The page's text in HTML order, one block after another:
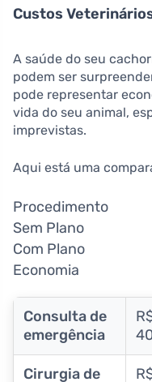
Custos
A saúde do seu
podem ser
pode representar
vida do seu animal,
imprevistas.
Aqui está uma
Procedimento
Sem Plano
Com Plano
Economia
Consulta de
emergência
Cirurgia de